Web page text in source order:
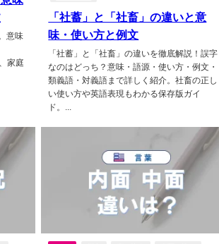
意味
家庭
「社蓄」と「社畜」の違いと意
味・使い方と例文
「社蓄」と「社畜」の違いを徹底解説！誤字
なのはどっち？意味・語源・使い方・例文・
類義語・対義語まで詳しく紹介。社畜の正し
い使い方や英語表現もわかる保存版ガイ
ド。...